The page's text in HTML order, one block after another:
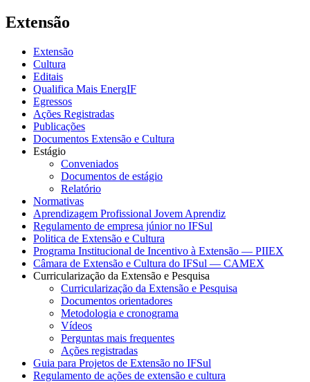
Extensão
Extensão
Cultura
Editais
Qualifica Mais EnergIF
Egressos
Ações Registradas
Publicações
Documentos Extensão e Cultura
Estágio
Conveniados
Documentos de estágio
Relatório
Normativas
Aprendizagem Profissional Jovem Aprendiz
Regulamento de empresa júnior no IFSul
Politica de Extensão e Cultura
Programa Institucional de Incentivo à Extensão — PIIEX
Câmara de Extensão e Cultura do IFSul — CAMEX
Curricularização da Extensão e Pesquisa
Curricularização da Extensão e Pesquisa
Documentos orientadores
Metodologia e cronograma
Vídeos
Perguntas mais frequentes
Ações registradas
Guia para Projetos de Extensão no IFSul
Regulamento de ações de extensão e cultura